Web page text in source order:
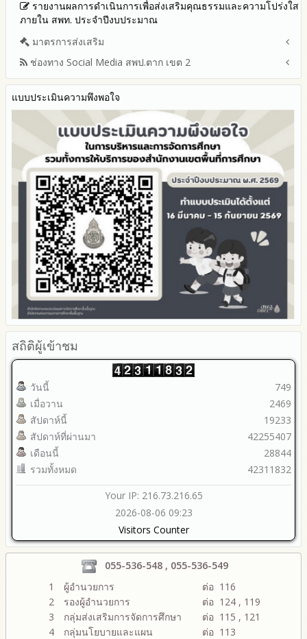
รายงานผลการดำเนินการเพื่อส่งเสริมคุณธรรมและความโปร่งใส
ภายใน สพท. ประจำปีงบประมาณ
มาตรการส่งเสริม
มาตรการเผยแพร่ข้อมูลต่อสาธารณะ
มาตรการส่งเสริมความโปร่งใสในการจัดซื้อจัดจ้าง
มาตราการจัดการเรื่องร้องเรียนการทุจริต
มาตรการป้องกันการรับสินบน
มาตรการป้องกันการขัดกันระหว่างผลประโยชน์ส่วนตนกับส่วนรวม
มาตรการตรวจสอบการใช้ดุลพินิจ
มาตราการให้ผู้มีส่วนได้ส่วนเสียมีส่วนร่วม
ช่องทาง Social Media สพป.ตาก เขต 2
Q&A / ชมเชย / เสนอแนะ
Facebook เพจ สพป.ตาก 2
Youtube ช่อง สพป.ตาก เขต 2
Youtube เรื่องเล่าข่าวตาก 2
แบบประเมินความพึงพอใจ
สถิติผู้เข้าชม
วันนี้
เมื่อวาน
สัปดาห์นี้
สัปดาห์ที่ผ่านมา
เดือนนี้
รวมทั้งหมด
749
2469
19233
42255407
28844
42311832
Your IP: 216.73.216.65
2026-08-06 09:23
Visitors Counter
055-536-548 , 055-536-549
1
ผู้อำนวยการ
ต่อ 116
2
รองผู้อำนวยการ
ต่อ 124 , 119
3
กลุ่มส่งเสริมการจัดการศึกษา
ต่อ 115 , 121
4
กลุ่มนโยบายและแผน
ต่อ 113